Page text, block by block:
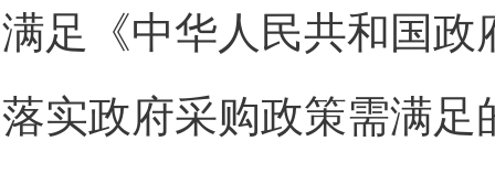
足《中华人民共和国
实政府采购政策需满足